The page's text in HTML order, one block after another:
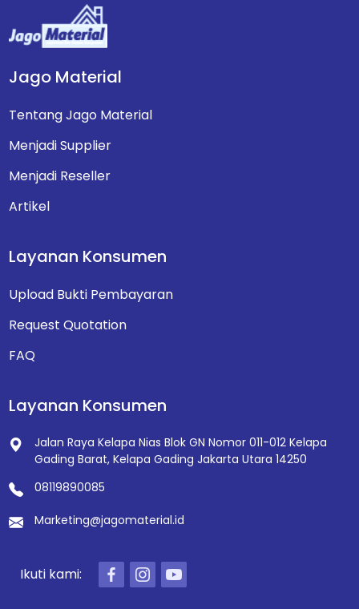
Jago Material
Tentang Jago Material
Menjadi Supplier
Menjadi Reseller
Artikel
Layanan Konsumen
Upload Bukti Pembayaran
Request Quotation
FAQ
Layanan Konsumen
Jalan Raya Kelapa Nias Blok GN Nomor 011-012Kelapa
Gading Barat, Kelapa Gading Jakarta Utara 14250
08119890085
Marketing@jagomaterial.id
Ikuti kami: